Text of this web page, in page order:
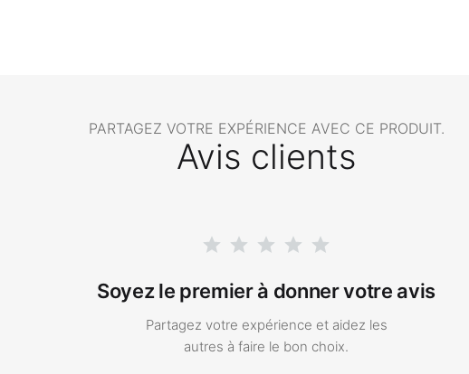
PARTAGEZ VOTRE EXPÉRIENCE AVEC CE PRODUIT.
Avis clients
Soyez le premier à donner votre avis
Partagez votre expérience et aidez les
autres à faire le bon choix.